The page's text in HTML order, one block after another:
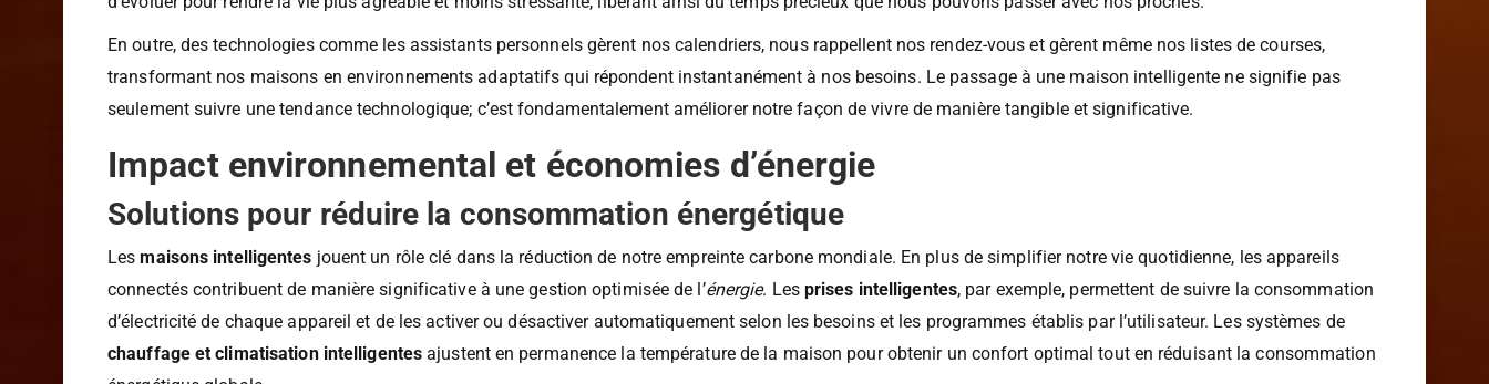
programmer votre four pour qu’il soit prêt à cuisiner lorsque vous rentrez du bureau. Cela relève presque de la magie au quotidien. Les innovations ne cessent
d’évoluer pour rendre la vie plus agréable et moins stressante, libérant ainsi du temps précieux que nous pouvons passer avec nos proches.
En outre, des technologies comme les assistants personnels gèrent nos calendriers, nous rappellent nos rendez-vous et gèrent même nos listes de courses,
transformant nos maisons en environnements adaptatifs qui répondent instantanément à nos besoins. Le passage à une maison intelligente ne signifie pas
seulement suivre une tendance technologique; c’est fondamentalement améliorer notre façon de vivre de manière tangible et significative.
Impact environnemental et économies d’énergie
Solutions pour réduire la consommation énergétique
Lesmaisons intelligentes jouent un rôle clé dans la réduction de notre empreinte carbone mondiale. En plus de simplifier notre vie quotidienne, les appareils
connectés contribuent de manière significative à une gestion optimisée de l’énergie. Lesprises intelligentes, par exemple, permettent de suivre la consommation
d’électricité de chaque appareil et de les activer ou désactiver automatiquement selon les besoins et les programmes établis par l’utilisateur. Les systèmes de